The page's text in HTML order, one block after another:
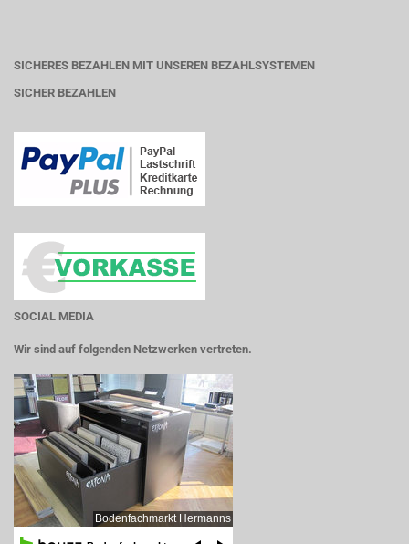
SICHERES BEZAHLEN MIT UNSEREN BEZAHLSYSTEMEN
SICHER BEZAHLEN
SOCIAL MEDIA
Wir sind auf folgenden Netzwerken vertreten.